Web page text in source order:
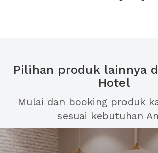
Pilihan produk lainnya
Hotel
Mulai dan booking produk
sesuai kebutuhan